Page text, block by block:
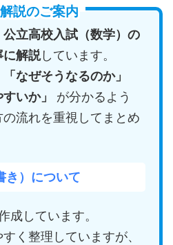
説のご案内
公立高校入試（数学）の
に解説しています。
「なぜそうなるのか」
いか」
が分かるよう
流れを重視してまとめ
き）について
成しています。
く整理していますが、